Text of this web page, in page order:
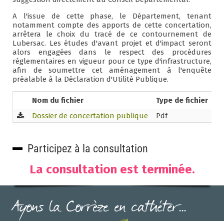
A l'issue de cette phase, le Département, tenant
notamment compte des apports de cette concertation,
arrêtera le choix du tracé de ce contournement de
Lubersac. Les études d'avant projet et d'impact seront
alors engagées dans le respect des procédures
réglementaires en vigueur pour ce type d'infrastructure,
afin de soumettre cet aménagement à l'enquête
préalable à la Déclaration d'Utilité Publique.
Nom du fichier Type de fichier
Dossier de concertation publique
Pdf
Participez à la consultation
La consultation est terminée.
Ayons la Corrèze en cathéter...